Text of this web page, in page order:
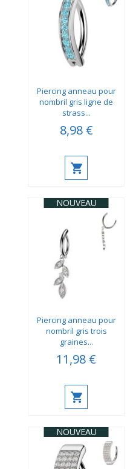
Piercing anneau pour
nombril gris ligne de
strass...
8,98 €
NOUVEAU
Piercing anneau pour
nombril gris trois
graines...
11,98 €
NOUVEAU